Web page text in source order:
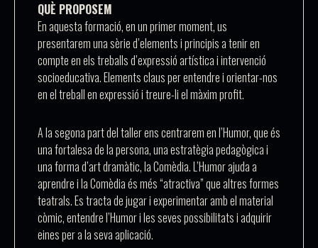
QUÈ PROPOSEM
En aquesta formació, en un primer moment, us
presentarem una sèried’elements i principisa tenir en
compte en els treballs d’expressió artística i intervenció
socioeducativa. Elements claus per entendre i orientar-nos
en el treball en expressió i treure-li el màxim profit.
A la segona part del taller ens centrarem en l’Humor, que és
una fortalesa de la persona, una estratègia pedagògica i
una forma d’art dramàtic, la Comèdia. L’Humor ajuda a
aprendre i la Comèdia és més “atractiva” que altres formes
teatrals. Es tracta de jugar i experimentar amb el material
còmic, entendre l’Humor i les seves possibilitats i adquirir
eines per a la seva aplicació.